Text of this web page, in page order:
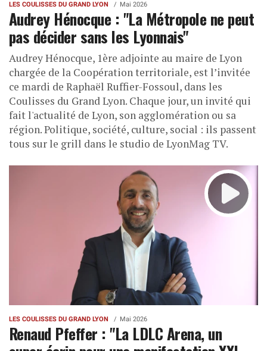
LES COULISSES DU GRAND LYON Mai 2026
Audrey Hénocque : "La Métropole ne peut
pas décider sans les Lyonnais"
Audrey Hénocque, 1ère adjointe au maire de Lyon
chargée de la Coopération territoriale, est l’invitée
ce mardi de Raphaël Ruffier-Fossoul, dans les
Coulisses du Grand Lyon. Chaque jour, un invité qui
fait l'actualité de Lyon, son agglomération ou sa
région. Politique, société, culture, social : ils passent
tous sur le grill dans le studio de LyonMag TV.
LES COULISSES DU GRAND LYON Mai 2026
Renaud Pfeffer : "La LDLC Arena, un